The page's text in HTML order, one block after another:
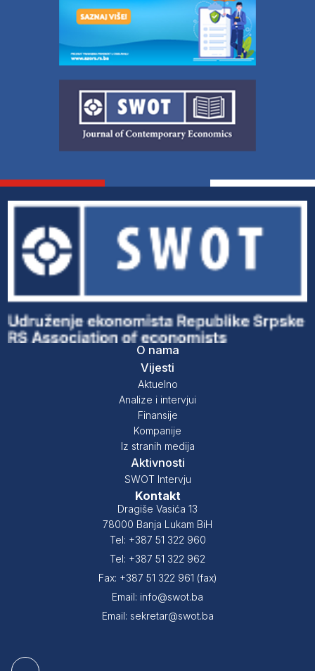
O nama
Vijesti
Aktuelno
Analize i intervjui
Finansije
Kompanije
Iz stranih medija
Aktivnosti
SWOT Intervju
Kontakt
Dragiše Vasića 13
78000 Banja Lukam BiH
Tel: +387 51 322 960
Tel: +387 51 322 962
Fax: +387 51 322 961 (fax)
Email: info@swot.ba
Email: sekretar@swot.ba